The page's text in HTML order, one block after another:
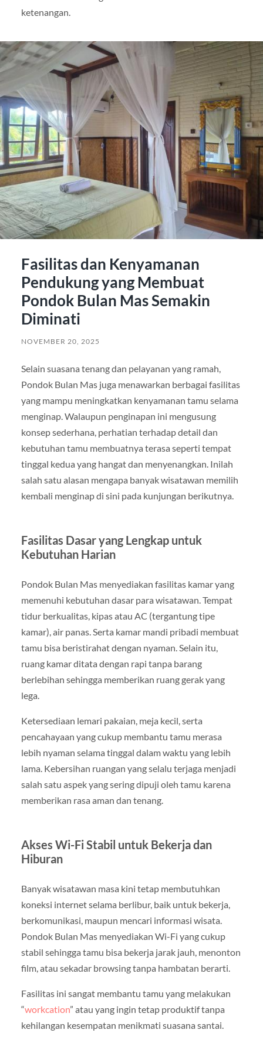
ketenangan.
Fasilitas dan Kenyamanan
Pendukung yang Membuat
Pondok Bulan Mas Semakin
Diminati
NOVEMBER 20, 2025
Selain suasana tenang dan pelayanan yang ramah,
Pondok Bulan Mas juga menawarkan berbagai fasilitas
yang mampu meningkatkan kenyamanan tamu selama
menginap. Walaupun penginapan ini mengusung
konsep sederhana, perhatian terhadap detail dan
kebutuhan tamu membuatnya terasa seperti tempat
tinggal kedua yang hangat dan menyenangkan. Inilah
salah satu alasan mengapa banyak wisatawan memilih
kembali menginap di sini pada kunjungan berikutnya.
Fasilitas Dasar yang Lengkap untuk
Kebutuhan Harian
Pondok Bulan Mas menyediakan fasilitas kamar yang
memenuhi kebutuhan dasar para wisatawan. Tempat
tidur berkualitas, kipas atau AC (tergantung tipe
kamar), air panas. Serta kamar mandi pribadi membuat
tamu bisa beristirahat dengan nyaman. Selain itu,
ruang kamar ditata dengan rapi tanpa barang
berlebihan sehingga memberikan ruang gerak yang
lega.
Ketersediaan lemari pakaian, meja kecil, serta
pencahayaan yang cukup membantu tamu merasa
lebih nyaman selama tinggal dalam waktu yang lebih
lama. Kebersihan ruangan yang selalu terjaga menjadi
salah satu aspek yang sering dipuji oleh tamu karena
memberikan rasa aman dan tenang.
Akses Wi-Fi Stabil untuk Bekerja dan
Hiburan
Banyak wisatawan masa kini tetap membutuhkan
koneksi internet selama berlibur, baik untuk bekerja,
berkomunikasi, maupun mencari informasi wisata.
Pondok Bulan Mas menyediakan Wi-Fi yang cukup
stabil sehingga tamu bisa bekerja jarak jauh, menonton
film, atau sekadar browsing tanpa hambatan berarti.
Fasilitas ini sangat membantu tamu yang melakukan
“workcation” atau yang ingin tetap produktif tanpa
kehilangan kesempatan menikmati suasana santai.